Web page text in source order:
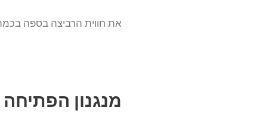
את חווית הרביצה בספה
מנגנון